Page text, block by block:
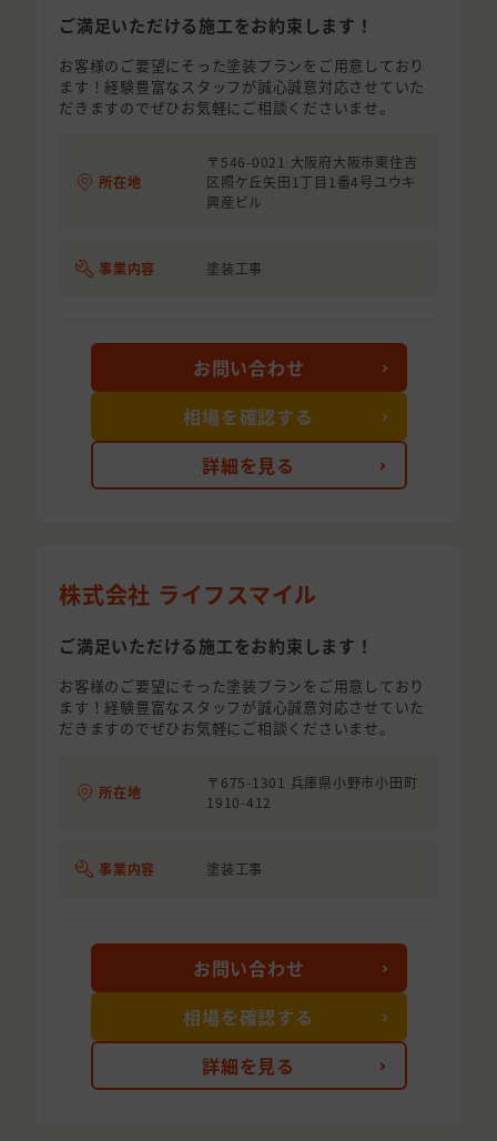
ご満足いただける施工をお約束します！
お客様のご要望にそった塗装プランをご用意しており
ます！経験豊富なスタッフが誠心誠意対応させていた
だきますのでぜひお気軽にご相談くださいませ。
所在地
〒546-0021 大阪府大阪市東住吉
区照ケ丘矢田1丁目1番4号ユウキ
興産ビル
事業内容 塗装工事
詳細を見る
お問い合わせ
相場を確認する
株式会社 ライフスマイル
ご満足いただける施工をお約束します！
お客様のご要望にそった塗装プランをご用意しており
ます！経験豊富なスタッフが誠心誠意対応させていた
だきますのでぜひお気軽にご相談くださいませ。
所在地
〒675-1301 兵庫県小野市小田町
1910-412
事業内容 塗装工事
詳細を見る
お問い合わせ
相場を確認する